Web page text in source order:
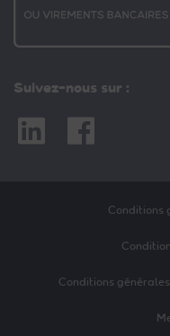
Suivez-nous sur :
LinkedinFacebook
Conditions
Conditions